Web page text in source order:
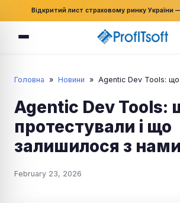
Відкритий лист страховому ринку України
Головна » Новини » Agentic Dev Tools: що
Agentic Dev Tools:
протестували і що
залишилося з нами
February 23, 2026